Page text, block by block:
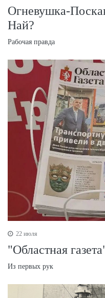
Огневушка-
Най?
Рабочая правда
22 июля
"Областная
Из первых рук